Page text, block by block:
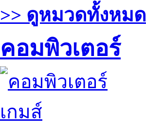
>> ดูหมวดทั้งหมด
คอมพิวเตอร์
เกมส์